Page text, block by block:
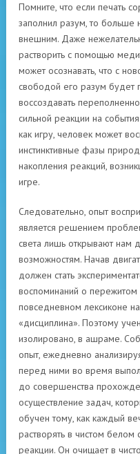
Помните, что если печать
заполнил разум, то
внешним. Даже
растворить с помощью
может осознавать, что с
свободой его разум будет
воссоздавать
сильной реакции на
как игру, человек может
инстинктивные фазы
накопления реакций,
игре.
Следовательно, опыт
является решением
света лишь открывают нам
возможностям. Начав
должен стать
воспоминаний о
повседневном лексиконе
«дисциплина». Поэтому
изолировано, в ашраме.
опыт, ежедневно
перед ними во время
до совершенства
осуществление задач,
обучен тому, как каждый
растворять в чистом
реакции. Он очищает в